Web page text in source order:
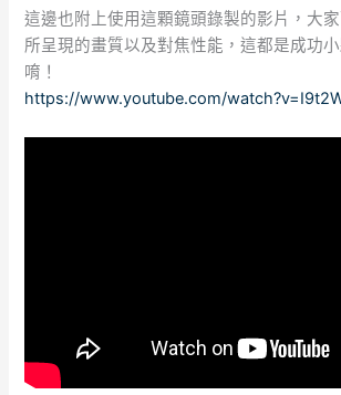
這邊也附上使用這顆鏡頭錄製的影片，大
所呈現的畫質以及對焦性能，這都是成功
唷！
https://www.youtube.com/